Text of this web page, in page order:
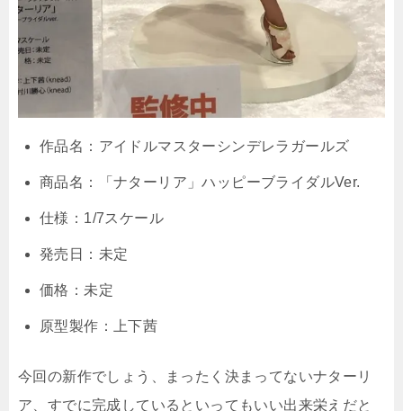
作品名：アイドルマスターシンデレラガールズ
商品名：「ナターリア」ハッピーブライダルVer.
仕様：1/7スケール
発売日：未定
価格：未定
原型製作：上下茜
今回の新作でしょう、まったく決まってないナターリ
ア、すでに完成しているといってもいい出来栄えだと